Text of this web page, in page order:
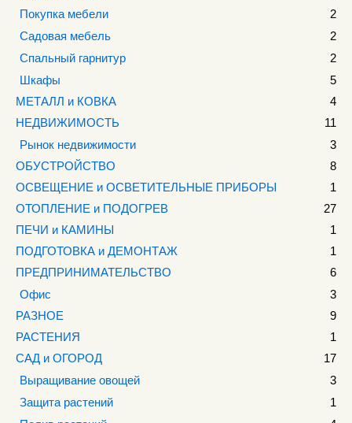
Покупка мебели
2
Садовая мебель
2
Спальный гарнитур
2
Шкафы
5
МЕТАЛЛ и КОВКА
4
НЕДВИЖИМОСТЬ
11
Рынок недвижимости
3
ОБУСТРОЙСТВО
8
ОСВЕЩЕНИЕ и ОСВЕТИТЕЛЬНЫЕ ПРИБОРЫ
1
ОТОПЛЕНИЕ и ПОДОГРЕВ
27
ПЕЧИ и КАМИНЫ
1
ПОДГОТОВКА и ДЕМОНТАЖ
1
ПРЕДПРИНИМАТЕЛЬСТВО
6
Офис
3
РАЗНОЕ
9
РАСТЕНИЯ
1
САД и ОГОРОД
17
Выращивание овощей
3
Защита растений
1